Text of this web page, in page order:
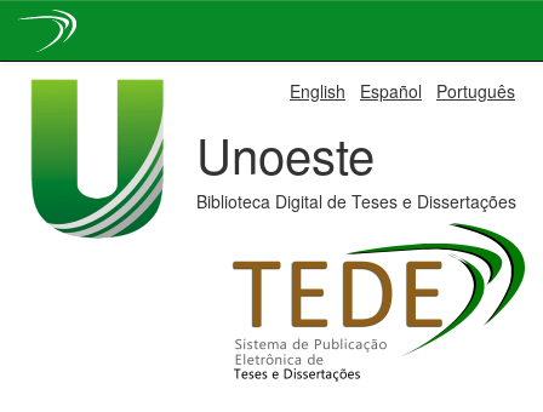
English Español Português
Unoeste
Biblioteca Digital de Teses e Dissertações